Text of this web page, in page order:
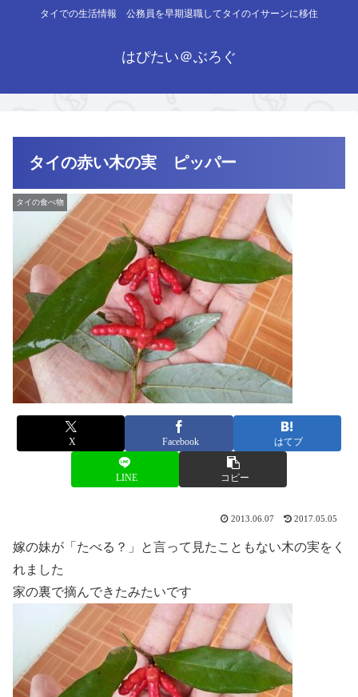
タイでの生活情報 公務員を早期退職してタイのイサーンに移住
はぴたい＠ぶろぐ
タイの赤い木の実 ピッパー
タイの食べ物
X Facebook はてブ
LINE コピー
2013.06.07 2017.05.05
嫁の妹が「たべる？」と言って見たこともない木の実をく
れました
家の裏で摘んできたみたいです